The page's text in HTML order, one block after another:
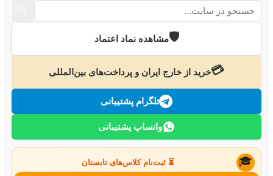
🛡️مشاهده نماد اعتماد
💳خرید از خارج ایران و پرداخت‌های بین‌المللی
تلگرام پشتیبانی
واتساپ پشتیبانی
🎓 ⏳ ثبت‌نام کلاس‌های تابستان